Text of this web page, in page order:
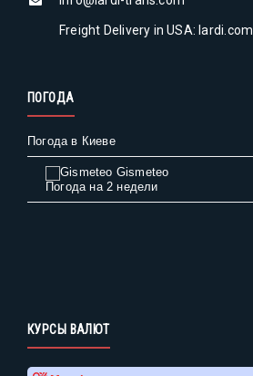
Freight Delivery in USA: lardi.com
ПОГОДА
Погода в Киеве
Gismeteo
Погода на 2 недели
КУРСЫ ВАЛЮТ